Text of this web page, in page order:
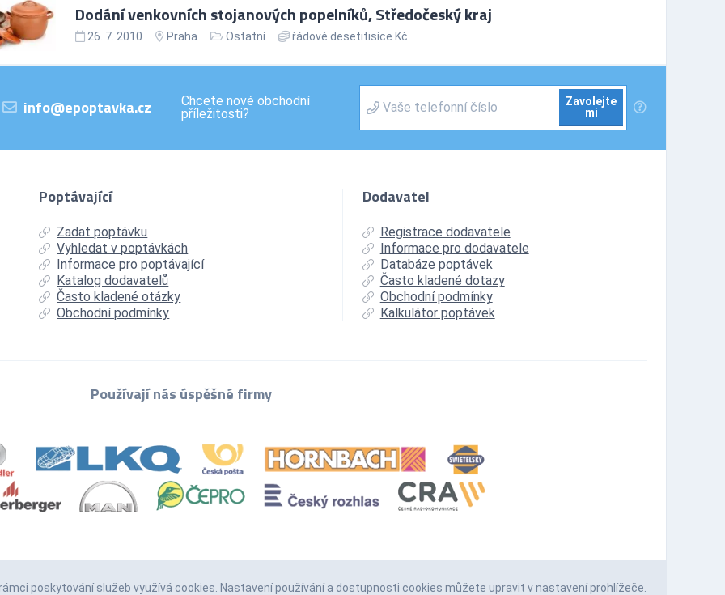
Dodání venkovních stojanových popelníků, Středočeský kraj
26. 7. 2010 Praha Ostatní řádově desetitisíce Kč
info@epoptavka.cz
Chcete nové obchodní
příležitosti?
Zavolejte
mi
Poptávající
Zadat poptávku
Vyhledat v poptávkách
Informace pro poptávající
Katalog dodavatelů
Často kladené otázky
Obchodní podmínky
Dodavatel
Registrace dodavatele
Informace pro dodavatele
Databáze poptávek
Často kladené dotazy
Obchodní podmínky
Kalkulátor poptávek
Používají nás úspěšné firmy
poskytování služeb využívá cookies . Nastavení používání a dostupnosti cookies můžete upravit v nastavení prohlížeče.